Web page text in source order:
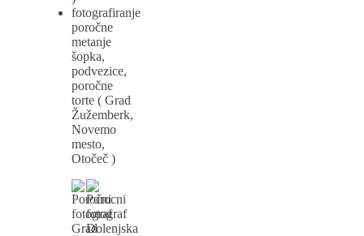
fotografiranje
poročne
metanje
šopka,
podvezice,
poročne
torte ( Grad
Žužemberk,
Novemo
mesto,
Otočeč )